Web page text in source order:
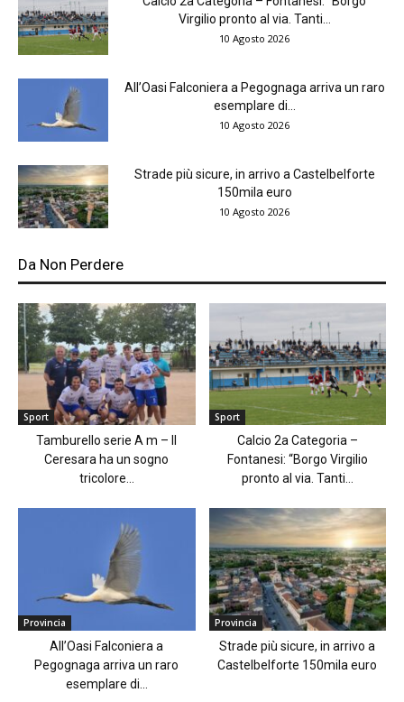
Virgilio pronto al via. Tanti...
10 Agosto 2026
All’Oasi Falconiera a Pegognaga arriva un raro
esemplare di...
10 Agosto 2026
Strade più sicure, in arrivo a Castelbelforte
150mila euro
10 Agosto 2026
Da Non Perdere
Sport
Tamburello serie A m – Il
Ceresara ha un sogno
tricolore...
Sport
Calcio 2a Categoria –
Fontanesi: “Borgo Virgilio
pronto al via. Tanti...
Provincia
All’Oasi Falconiera a
Pegognaga arriva un raro
esemplare di...
Provincia
Strade più sicure, in arrivo a
Castelbelforte 150mila euro